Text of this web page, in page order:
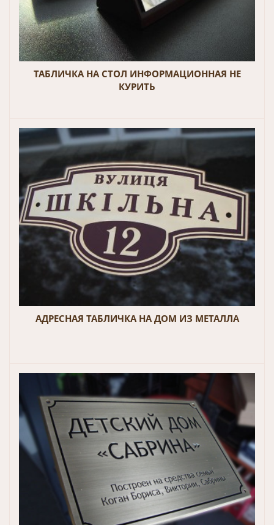
ТАБЛИЧКА НА СТОЛ ИНФОРМАЦИОННАЯ НЕ
КУРИТЬ
АДРЕСНАЯ ТАБЛИЧКА НА ДОМ ИЗ МЕТАЛЛА